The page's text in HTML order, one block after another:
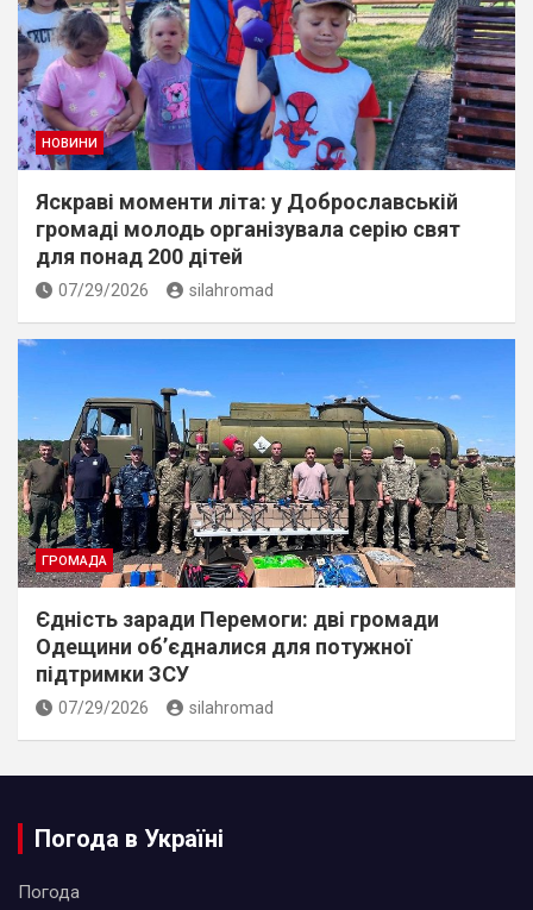
НОВИНИ
Яскраві моменти літа: у Доброславській
громаді молодь організувала серію свят
для понад 200 дітей
07/29/2026 silahromad
ГРОМАДА
Єдність заради Перемоги: дві громади
Одещини об’єдналися для потужної
підтримки ЗСУ
07/29/2026 silahromad
Погода в Україні
Погода